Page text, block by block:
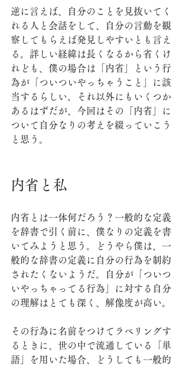
逆に言えば、自分のことを見抜いてく
れる人と会話をして、自分の言動を観
察してもらえば発見しやすいとも言え
る。詳しい経緯は長くなるから省くけ
れども、僕の場合は「内省」という行
為が「ついついやっちゃうこと」に該
当するらしい。それ以外にもいくつか
あるはずだが、今回はその「内省」に
ついて自分なりの考えを綴っていこう
と思う。
内省と私
内省とは一体何だろう？一般的な定義
を辞書で引く前に、僕なりの定義を書
いてみようと思う。どうやら僕は、一
般的な辞書の定義に自分の行為を制約
されたくないようだ。自分が「ついつ
いやっちゃってる行為」に対する自分
の理解はとても深く、解像度が高い。
その行為に名前をつけてラベリングす
るときに、世の中で流通している「単
語」を用いた場合、どうしても一般的